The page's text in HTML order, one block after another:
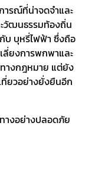
ารณ์ที่น่าจดจำและ
วัฒนธรรมท้องถิ่น
กับ บุหรี่ไฟฟ้า ซึ่งถือ
ลี่ยงการพกพาและ
างกฎหมาย แต่ยัง
ยวอย่างยั่งยืนอีก
างอย่างปลอดภัย